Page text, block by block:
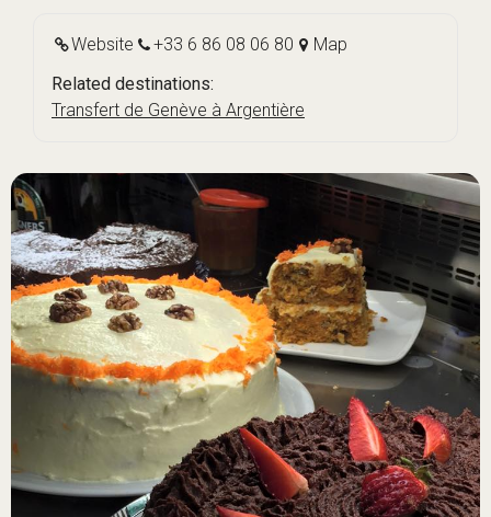
Website +33 6 86 08 06 80
Map
Related destinations:
Transfert de Genève à Argentière